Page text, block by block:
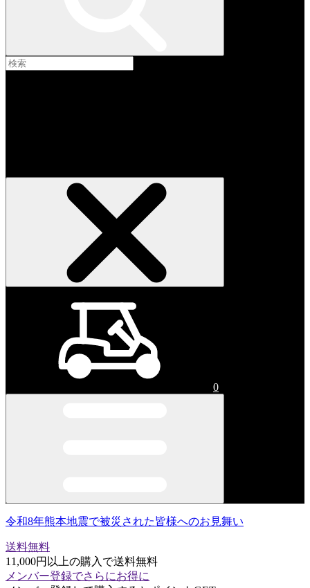
0
令和8年熊本地震で被災された皆様へのお見舞い
送料無料
11,000円以上の購入で送料無料
メンバー登録でさらにお得に